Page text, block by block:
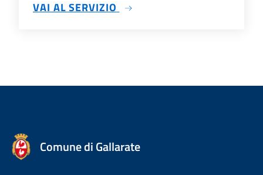
VAI AL SERVIZIO SU SERVIZI ANAGRAFICI
Comune di Gallarate